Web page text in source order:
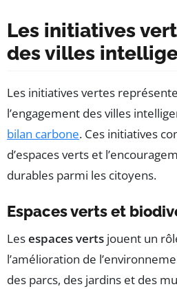
Les initiatives
des villes
Les initiatives vertes
l’engagement des villes
bilan carbone. Ces initiatives
d’espaces verts et
durables parmi les citoyens.
Espaces verts et
Lesespaces verts jouent un
l’amélioration de
des parcs, des jardins et des